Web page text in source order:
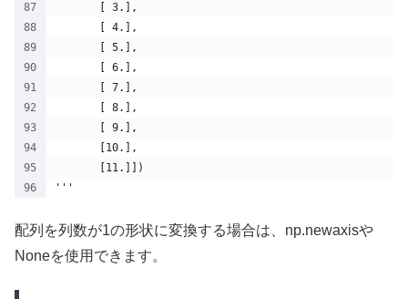
       [ 3.],
       [ 4.],
       [ 5.],
       [ 6.],
       [ 7.],
       [ 8.],
       [ 9.],
       [10.],
       [11.]])
'''
配列を列数が1の形状に変換する場合は、np.newaxisや
Noneを使用できます。